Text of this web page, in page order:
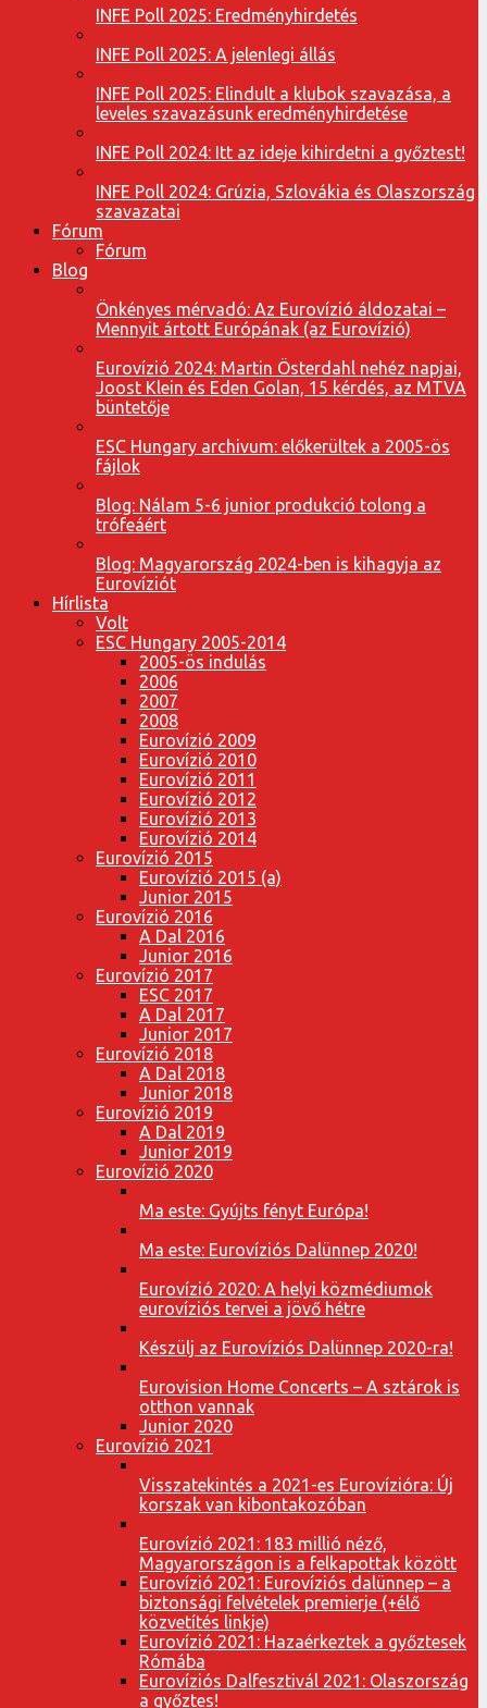
INFE Poll 2025: Eredményhirdetés
INFE Poll 2025: A jelenlegi állás
INFE Poll 2025: Elindult a klubok szavazása, a
leveles szavazásunk eredményhirdetése
INFE Poll 2024: Itt az ideje kihirdetni a győztest!
INFE Poll 2024: Grúzia, Szlovákia és Olaszország
szavazatai
Fórum
Fórum
Blog
Önkényes mérvadó: Az Eurovízió áldozatai –
Mennyit ártott Európának (az Eurovízió)
Eurovízió 2024: Martin Österdahl nehéz napjai,
Joost Klein és Eden Golan, 15 kérdés, az MTVA
büntetője
ESC Hungary archivum: előkerültek a 2005-ös
fájlok
Blog: Nálam 5-6 junior produkció tolong a
trófeáért
Blog: Magyarország 2024-ben is kihagyja az
Eurovíziót
Hírlista
Volt
ESC Hungary 2005-2014
2005-ös indulás
2006
2007
2008
Eurovízió 2009
Eurovízió 2010
Eurovízió 2011
Eurovízió 2012
Eurovízió 2013
Eurovízió 2014
Eurovízió 2015
Eurovízió 2015 (a)
Junior 2015
Eurovízió 2016
A Dal 2016
Junior 2016
Eurovízió 2017
ESC 2017
A Dal 2017
Junior 2017
Eurovízió 2018
A Dal 2018
Junior 2018
Eurovízió 2019
A Dal 2019
Junior 2019
Eurovízió 2020
Ma este: Gyújts fényt Európa!
Ma este: Eurovíziós Dalünnep 2020!
Eurovízió 2020: A helyi közmédiumok
eurovíziós tervei a jövő hétre
Készülj az Eurovíziós Dalünnep 2020-ra!
Eurovision Home Concerts – A sztárok is
otthon vannak
Junior 2020
Eurovízió 2021
Visszatekintés a 2021-es Eurovízióra: Új
korszak van kibontakozóban
Eurovízió 2021: 183 millió néző,
Magyarországon is a felkapottak között
Eurovízió 2021: Eurovíziós dalünnep – a
biztonsági felvételek premierje (+élő
közvetítés linkje)
Eurovízió 2021: Hazaérkeztek a győztesek
Rómába
Eurovíziós Dalfesztivál 2021: Olaszország
a győztes!